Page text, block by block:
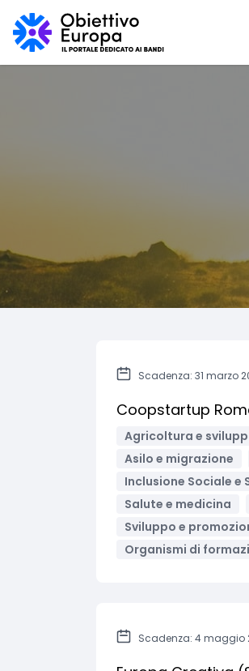
Scadenza: 31 marzo
Coopstartup
Agricoltura e
Asilo e migrazione
Inclusione Sociale e
Salute e medicina
Sviluppo e
Organismi di
Scadenza: 4 maggio